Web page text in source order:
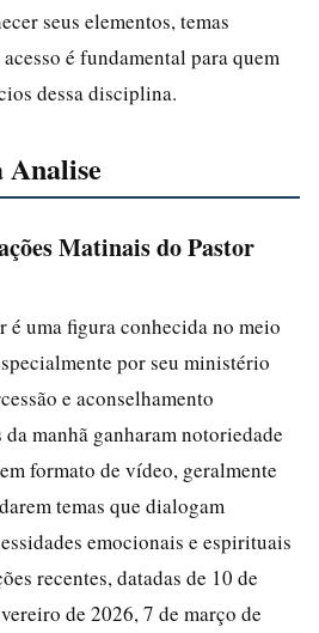
seus elementos, temas
é fundamental para quem
dessa disciplina.
Matinais do Pastor
é uma figura conhecida no meio
por seu ministério
e aconselhamento
manhã ganharam notoriedade
formato de vídeo, geralmente
temas que dialogam
emocionais e espirituais
recentes, datadas de 10 de
de 2026, 7 de março de